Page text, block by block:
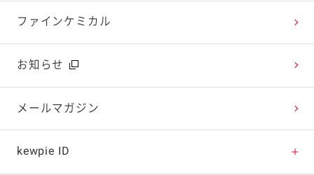
今日のレシピギャラリー
おたのしみコンテンツ
広告ギャラリー
テレビ・ラジオ
キャンペーン・イベント
ファインケミカル
お知らせ
メールマガジン
kewpie ID